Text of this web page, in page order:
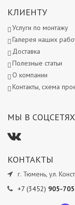
КЛИЕНТУ
Услуги по монтажу
Галерея наших
Доставка
Полезные статьи
О компании
Контакты, схема
МЫ В СОЦСЕТЯХ
КОНТАКТЫ
г. Тюмень, ул.
+7 (3452) 905-705